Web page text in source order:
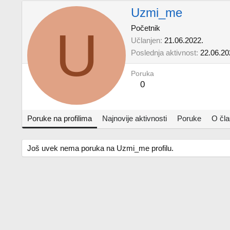
U
Uzmi_me
Početnik
Učlanjen 21.06.2022.
Poslednja aktivnost
Poruka
0
Poruke na profilima Najnovije aktivnosti Poruke O
Još uvek nema poruka na Uzmi_me profilu.